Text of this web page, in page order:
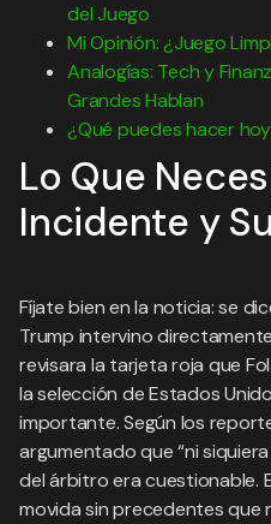
del Juego
Mi Opinión: ¿Juego
Analogías: Tech y
Grandes Hablan
¿Qué puedes hacer
Lo Que
Incidente y
Fíjate bien en la noticia: se
Trump intervino
revisara la tarjeta roja que
la selección de Estados
importante. Según los
argumentado que “ni
del árbitro era cuestionable.
movida sin precedentes que